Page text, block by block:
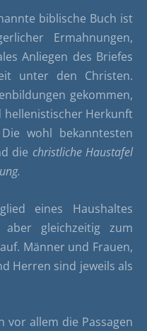
biblische Buch ist
Ermahnungen,
Anliegen des Briefes
unter den Christen.
gekommen,
Herkunft
wohl bekanntesten
die christliche Haustafel
eines Haushaltes
gleichzeitig zum
Männer und Frauen,
Herren sind jeweils als
vor allem die Passagen